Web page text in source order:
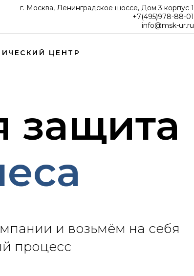
г. Москва, Ленинградское шоссе, Дом 3 корпус 1
+7(495)978-88-01
info@msk-ur.ru
ЦЕНТР
защита
и возьмём на себя
процесс